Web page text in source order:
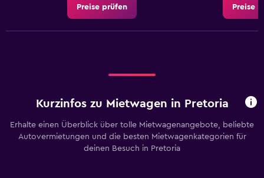
Preise prüfen Preise
Kurzinfos zu Mietwagen in Pretoria
Erhalte einen Überblick über tolle Mietwagenangebote, beliebte
Autovermietungen und die besten Mietwagenkategorien für
deinen Besuch in Pretoria